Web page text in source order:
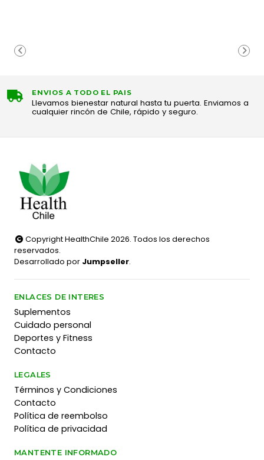
ENVIOS A TODO EL PAIS
Llevamos bienestar natural hasta tu puerta. Enviamos a
cualquier rincón de Chile, rápido y seguro.
Copyright HealthChile 2026. Todos los derechos
reservados.
Desarrollado por Jumpseller.
ENLACES DE INTERES
Suplementos
Cuidado personal
Deportes y Fitness
Contacto
LEGALES
Términos y Condiciones
Contacto
Política de reembolso
Política de privacidad
MANTENTE INFORMADO